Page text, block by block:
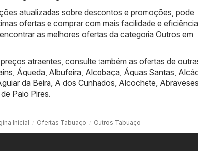
atualizadas sobre descontos e promoções, pode
ofertas e comprar com mais facilidade e
as melhores ofertas da categoria Outros em
atraentes, consulte também as ofertas de
, Águeda, Albufeira, Alcobaça, Águas Santas,
da Beira, A dos Cunhados, Alcochete, Abraveses
Paio Pires.
Inicial Ofertas Tabuaço Outros Tabuaço